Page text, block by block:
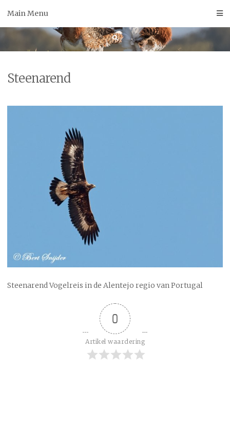
Main Menu
Steenarend
Steenarend Vogelreis in de Alentejo regio van Portugal
0
Artikel waardering